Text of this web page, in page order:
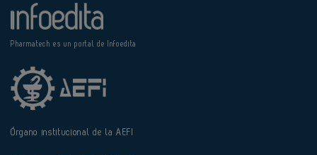
Pharmatech es un portal de Infoedita
Órgano institucional de la AEFI